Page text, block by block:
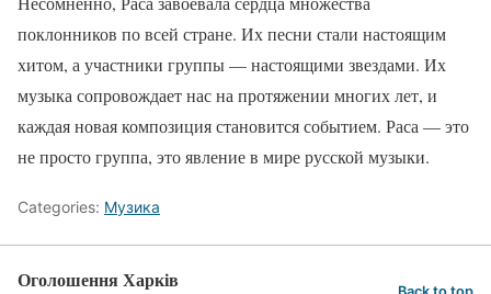
поклонников по всей стране. Их песни стали настоящим
хитом, а участники группы — настоящими звездами. Их
музыка сопровождает нас на протяжении многих лет, и
каждая новая композиция становится событием. Раса — это
не просто группа, это явление в мире русской музыки.
Categories: Музика
Оголошення Харків